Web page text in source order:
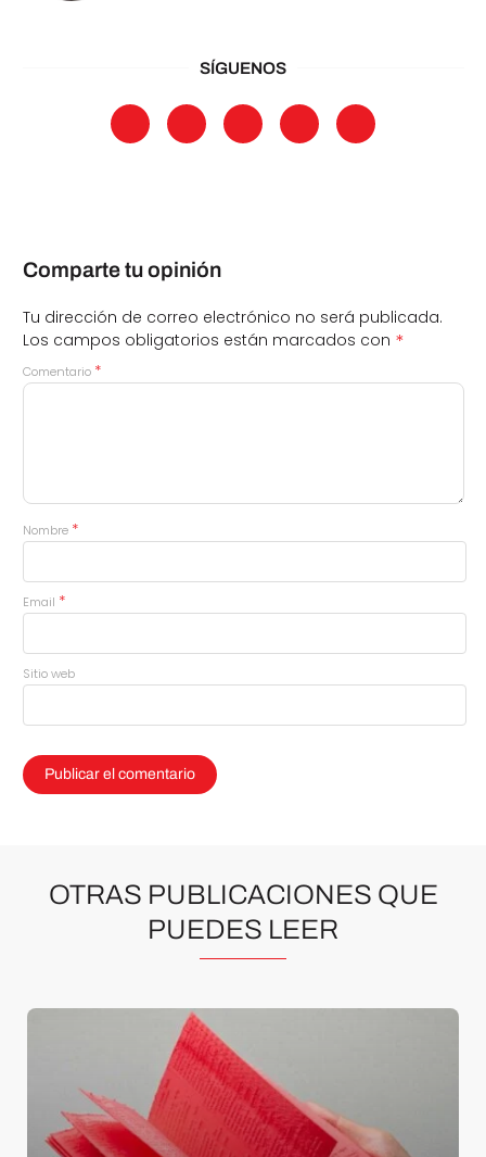
SÍGUENOS
Comparte tu opinión
Tu dirección de correo electrónico no será publicada.
Los campos obligatorios están marcados con *
Comentario *
Nombre *
Email *
Sitio web
OTRAS PUBLICACIONES QUE
PUEDES LEER